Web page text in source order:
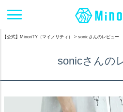
【公式】MinoriTY（マイノリティ） sonicさんのレビュー
sonicさんの